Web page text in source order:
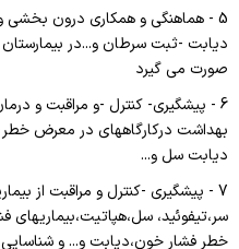
امور حقوقی
مددکاری اجتماعی
ترخیص
درآمد
بخشهای درمانی
مرکز مشاوره
آموزشگاه بهورزی
فصلنامه بهورزی
بیماریها
بهبود تغذیه
ریاست مرکز بهداشت
5 - هماهنگی و همکاری درون
دیابت -ثبت سرطان و...در بیمارستان
صورت می گیرد
6 - پیشگیری- کنترل -و مراقبت و
بهداشت درکارگاههای در معرض خطر
دیابت سل و...
7 - پیشگیری -کنترل و مراقبت از
سر،تیفوئید،
خطر فشار خون،دیابت و... و